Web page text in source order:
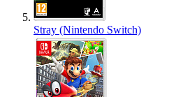
Stray (Nintendo Switch)